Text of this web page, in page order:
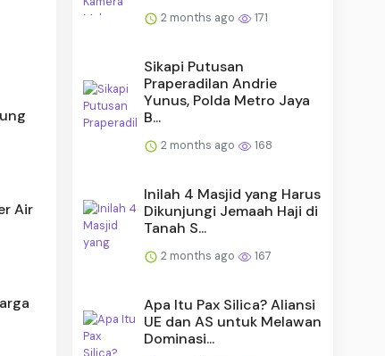
Air
2 months ago 171
Sikapi Putusan
Praperadilan Andrie
Yunus, Polda Metro Jaya
B...
2 months ago 168
Inilah 4 Masjid yang Harus
Dikunjungi Jemaah Haji di
Tanah S...
2 months ago 167
Apa Itu Pax Silica? Aliansi
UE dan AS untuk Melawan
Dominasi...